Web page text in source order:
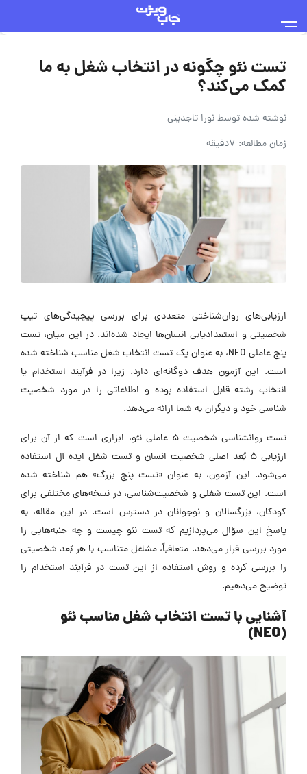
تست نئو چگونه در انتخاب شغل به ما
کمک می‌کند؟
نوشته شده توسطنورا تاجدینی
زمان مطالعه: 7دقیقه
‌ارزیابی‌های روان‌شناختی متعددی برای بررسی پیچیدگی‌های تیپ
شخصیتی و استعدادیابی انسان‌ها ایجاد شده‌اند. در این میان، تست
پنج عاملی NEO، به عنوان یک تست انتخاب شغل مناسب شناخته شده
است. این آزمون هدف دوگانه‌ای دارد. زیرا در فرآیند استخدام یا
انتخاب رشته قابل استفاده بوده و اطلاعاتی را در مورد شخصیت
‌شناسی خود و دیگران به شما ارائه می‌دهد.
تست روانشناسی شخصیت 5 عاملی نئو، ابزاری است که از آن برای
ارزیابی 5 بُعد اصلی شخصیت انسان و تست شغل ایده ‌آل استفاده
می‌شود. این آزمون، به عنوان «تست پنج بزرگ» هم شناخته شده
است. این تست شغلی و شخصیت‌شناسی، در نسخه‌های مختلفی برای
کودکان، بزرگسالان و نوجوانان در دسترس است. در این مقاله، به
پاسخ این سؤال می‌پردازیم که تست نئو چیست و چه جنبه‌هایی را
مورد بررسی قرار می‌دهد. متعاقباً، مشاغل متناسب با هر بُعد شخصیتی
را بررسی کرده و روش استفاده از این تست در فرآیند استخدام را
توضیح می‌دهیم.
آشنایی با تستانتخاب شغل مناسبنئو
(
NEO
)